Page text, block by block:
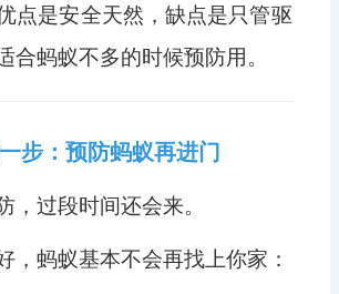
点是安全天然，缺点是只管驱
合蚂蚁不多的时候预防用。
步：预防蚂蚁再进门
，过段时间还会来。
，蚂蚁基本不会再找上你家：